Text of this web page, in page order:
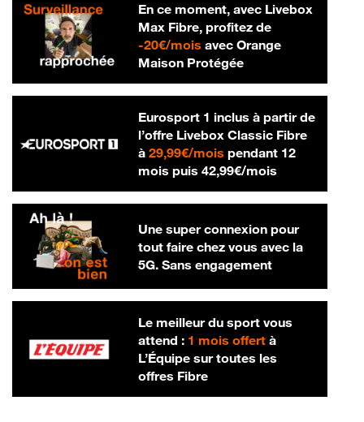
En ce moment, avec Livebox
Max Fibre, profitez de
-20€/mois20 € par mois
avec Orange
Maison Protégée
Eurosport 1 inclus à partir de
l’offre Livebox Classic Fibre
à 29,99€/mois29,99 € par mois
pendant 12
mois puis 42,99€/mois42,99 € par
Une super connexion pour
tout faire chez vous avec la
5G. Sans engagement
Le meilleur du sport vous
attend : 1 mois offertà
L’Équipe sur toutes les
offres Fibre